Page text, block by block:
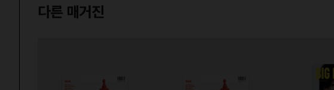
다른 매거진